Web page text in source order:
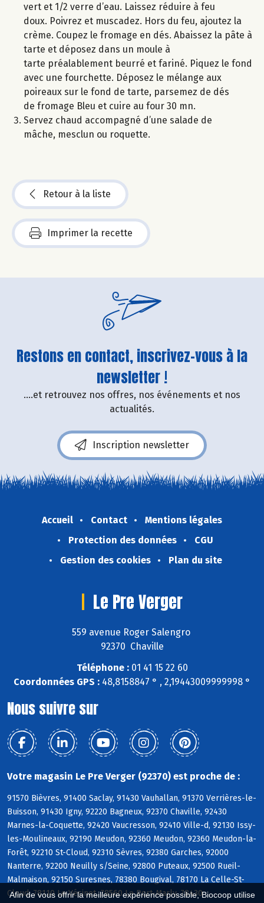
Afin de vous offrir la meilleure expérience possible, Biocoop utilise
vert et 1/2 verre d’eau. Laissez réduire à feu
doux. Poivrez et muscadez. Hors du feu, ajoutez la
crème. Coupez le fromage en dés. Abaissez la pâte à
tarte et déposez dans un moule à
tarte préalablement beurré et fariné. Piquez le fond
avec une fourchette. Déposez le mélange aux
poireaux sur le fond de tarte, parsemez de dés
de fromage Bleu et cuire au four 30 mn.
Servez chaud accompagné d’une salade de
mâche, mesclun ou roquette.
Retour à la liste
Imprimer la recette
Restons en contact, inscrivez-vous à la
newsletter !
....et retrouvez nos offres, nos événements et nos
actualités.
Inscription newsletter
Accueil Contact
Mentions légales
Protection des données
CGU
Gestion des cookies
Plan du site
Le Pre Verger
559 avenue Roger Salengro
92370 Chaville
Téléphone :01 41 15 22 60
Coordonnées GPS : 48,8158847 ° , 2,19443009999998 °
Nous suivre sur
Votre magasin Le Pre Verger (92370) est proche de :
91570 Bièvres, 91400 Saclay, 91430 Vauhallan, 91370 Verrières-le-
Buisson, 91430 Igny, 92220 Bagneux, 92370 Chaville, 92430
Marnes-la-Coquette, 92420 Vaucresson, 92410 Ville-d, 92130 Issy-
les-Moulineaux, 92190 Meudon, 92360 Meudon, 92360 Meudon-la-
Forêt, 92210 St-Cloud, 92310 Sèvres, 92380 Garches, 92000
Nanterre, 92200 Neuilly s/Seine, 92800 Puteaux, 92500 Rueil-
Malmaison, 92150 Suresnes, 78380 Bougival, 78170 La Celle-St-
Cloud, 78110 Le Vésinet, 78560 Le Port-Marly, 78430